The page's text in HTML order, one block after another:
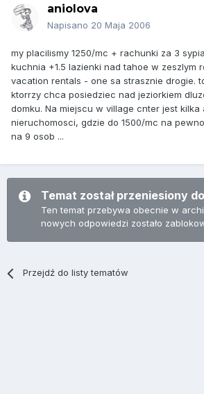
aniolova
Napisano 20 Maja 2006
my placilismy 1250/mc + rachunki za 3
kuchnia +1.5 lazienki nad tahoe w zeszlym
vacation rentals - one sa strasznie drogie.
ktorrzy chca posiedziec nad jeziorkiem
domku. Na miejscu w village cnter jest kilka
nieruchomosci, gdzie do 1500/mc na
na 9 osob ...
Temat został przeniesiony
Ten temat przebywa obecnie w
nowych odpowiedzi zostało
Przejdź do listy tematów